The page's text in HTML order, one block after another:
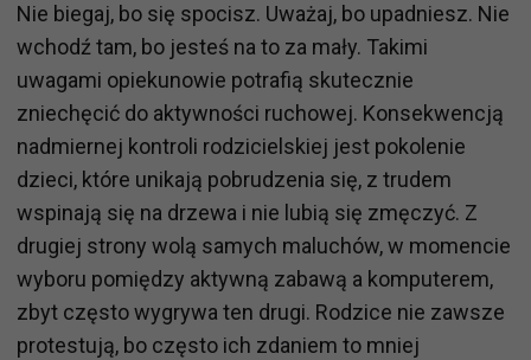
Nie biegaj, bo się spocisz. Uważaj, bo upadniesz. Nie
wchodź tam, bo jesteś na to za mały. Takimi
uwagami opiekunowie potrafią skutecznie
zniechęcić do aktywności ruchowej. Konsekwencją
nadmiernej kontroli rodzicielskiej jest pokolenie
dzieci, które unikają pobrudzenia się, z trudem
wspinają się na drzewa i nie lubią się zmęczyć. Z
drugiej strony wolą samych maluchów, w momencie
wyboru pomiędzy aktywną zabawą a komputerem,
zbyt często wygrywa ten drugi. Rodzice nie zawsze
protestują, bo często ich zdaniem to mniej